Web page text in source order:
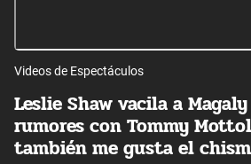
Videos de Espectáculos
Leslie Shaw vacila a
rumores con Tommy
también me gusta el